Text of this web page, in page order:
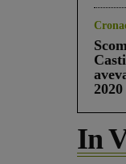
2020
In